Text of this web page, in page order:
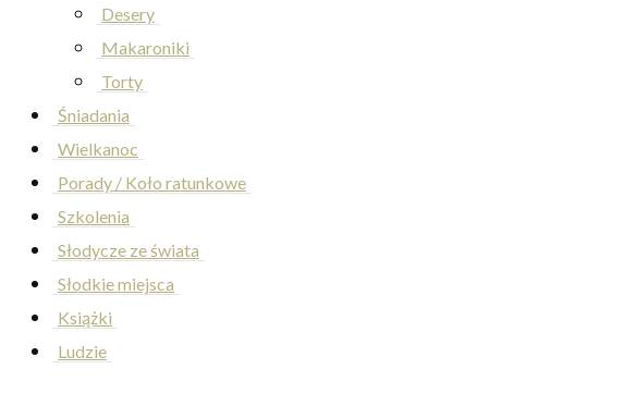
Desery
Makaroniki
Torty
Śniadania
Wielkanoc
Porady / Koło ratunkowe
Szkolenia
Słodycze ze świata
Słodkie miejsca
Książki
Ludzie